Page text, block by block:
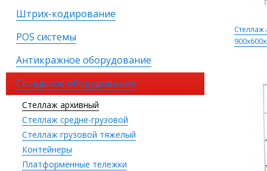
Штрих-кодирование
POS системы
Антикражное оборудование
Складское оборудование
Стеллаж архивный
Стеллаж средне-грузовой
Стеллаж грузовой тяжелый
Контейнеры
Платформенные тележки